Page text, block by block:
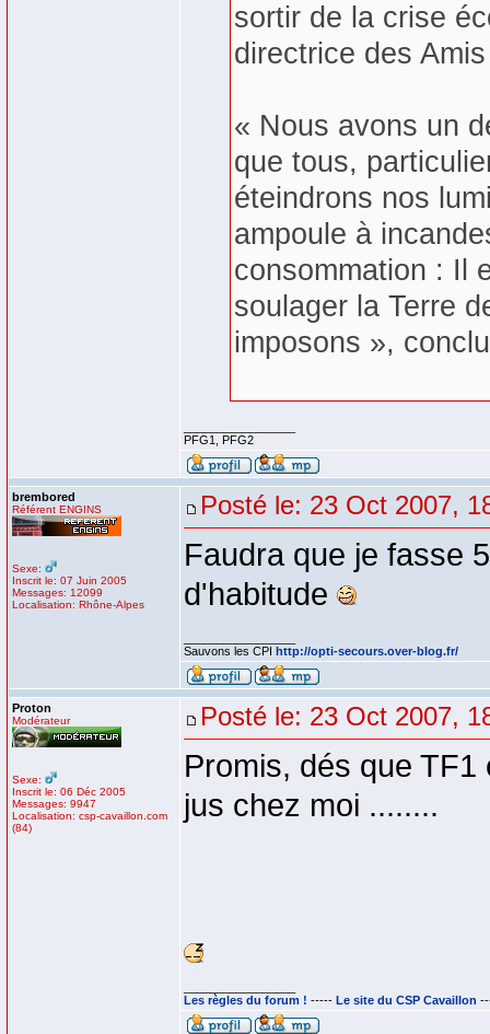
sortir de la crise
directrice des
« Nous avons un
que tous,
éteindrons nos
ampoule à
consommation : Il
soulager la Terre
imposons »,
PFG1, PFG2
brembored
Référent ENGINS
Sexe:
Inscrit le: 07 Juin 2005
Messages: 12099
Localisation: Rhône-Alpes
Posté le: 23 Oct 2007,
Faudra que je fasse
d'habitude
Sauvons les CPI http://opti-secours.over-blog.fr/
Proton
Modérateur
Sexe:
Inscrit le: 06 Déc 2005
Messages: 9947
Localisation: csp-cavaillon.com
(84)
Posté le: 23 Oct 2007,
Promis, dés que
jus chez moi ........
Les règles du forum ! ----- Le site du CSP Cavaillon